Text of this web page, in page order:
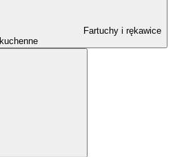
Fartuchy i rękawice
kuchenne